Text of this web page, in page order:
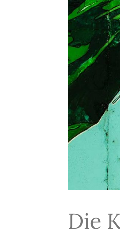
Die